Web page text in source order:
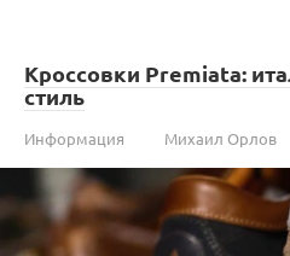
Кроссовки Premiata:
стиль
Информация Михаил Орлов